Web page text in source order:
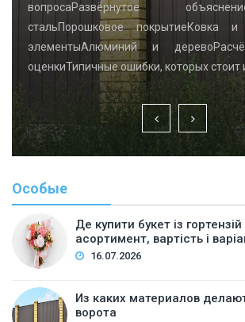
вопросаРазвёрнутое
стальПорошковое покрытиеКовка и
элементыАлюминий и
оценкиТипичные ошибки, которых стоит
Особые
Де купити букет із гортензій
асортимент, вартість і
16.07.2026
Из каких материалов
ворота